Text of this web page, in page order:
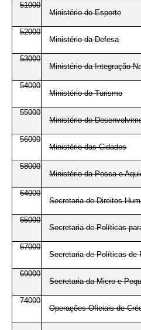
51000
Ministério do Esporte
52000
Ministério da Defesa
53000
Ministério da Integração
54000
Ministério do Turismo
55000
Ministério do
56000
Ministério das Cidades
58000
Ministério da Pesca e
64000
Secretaria de Direitos
65000
Secretaria de Políticas
67000
Secretaria de Políticas de
69000
Secretaria da Micro e
74000
Operações Oficiais de